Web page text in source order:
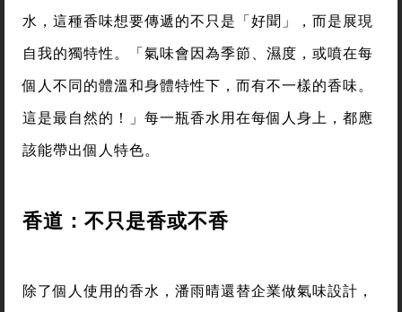
水，這種香味想要傳遞的不只是「好聞」，而是展現
自我的獨特性。「氣味會因為季節、濕度，或噴在每
個人不同的體溫和身體特性下，而有不一樣的香味。
這是最自然的！」每一瓶香水用在每個人身上，都應
該能帶出個人特色。
香道：不只是香或不香
除了個人使用的香水，潘雨晴還替企業做氣味設計，